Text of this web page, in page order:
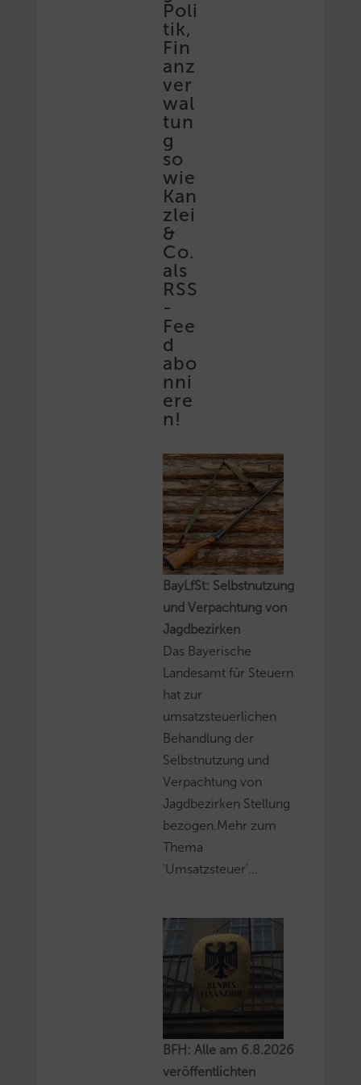
Poli
tik,
Fin
anz
ver
wal
tun
g
so
wie
Kan
zlei
&
Co.
als
RSS
-
Fee
d
abo
nni
ere
n!
BayLfSt: Selbstnutzung
und Verpachtung von
Jagdbezirken
Das Bayerische
Landesamt für Steuern
hat zur
umsatzsteuerlichen
Behandlung der
Selbstnutzung und
Verpachtung von
Jagdbezirken Stellung
bezogen.Mehr zum
Thema
'Umsatzsteuer'...
BFH: Alle am 6.8.2026
veröffentlichten